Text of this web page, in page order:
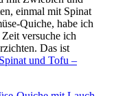
einmal mit Spinat
Quiche, habe ich
versuche ich
Das ist
und Tofu –